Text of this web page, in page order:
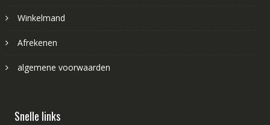
Winkelmand
Afrekenen
algemene voorwaarden
Snelle links